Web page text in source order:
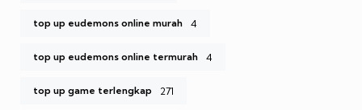
top up eudemons online murah 4
top up eudemons online termurah 4
top up game terlengkap 271